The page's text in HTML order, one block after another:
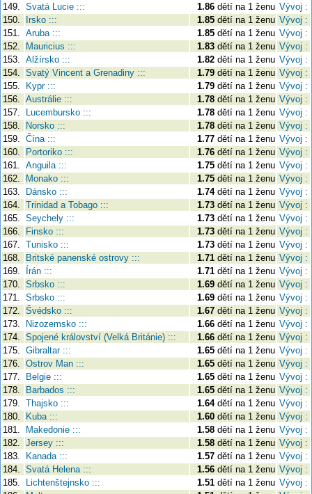
149. Svatá Lucie ::: 1.86 dětí na 1 ženu Vývoj :
150.
Irsko ::: 1.85 dětí na 1 ženu Vývoj :
151. Aruba ::: 1.85 dětí na 1 ženu Vývoj :
152.
Mauricius ::: 1.83 dětí na 1 ženu Vývoj :
153. Alžírsko ::: 1.82 dětí na 1 ženu Vývoj :
154. Svatý Vincent a Grenadiny ::: 1.79 dětí na 1 ženu Vývoj :
155.
Kypr ::: 1.79 dětí na 1 ženu Vývoj :
156. Austrálie ::: 1.78 dětí na 1 ženu Vývoj :
157.
Lucembursko ::: 1.78 dětí na 1 ženu Vývoj :
158.
Norsko ::: 1.78 dětí na 1 ženu Vývoj :
159. Čína ::: 1.77 dětí na 1 ženu Vývoj :
160.
Portoriko ::: 1.76 dětí na 1 ženu Vývoj :
161. Anguila ::: 1.75 dětí na 1 ženu Vývoj :
162.
Monako ::: 1.75 dětí na 1 ženu Vývoj :
163.
Dánsko ::: 1.74dětí na 1 ženu Vývoj :
164. Trinidad a Tobago ::: 1.73 dětí na 1 ženu Vývoj :
165. Seychely ::: 1.73 dětí na 1 ženu Vývoj :
166.
Finsko ::: 1.73 dětí na 1 ženu Vývoj :
167. Tunisko ::: 1.73 dětí na 1 ženu Vývoj :
168.
Britské panenské ostrovy ::: 1.71 dětí na 1 ženu Vývoj :
169.
Írán ::: 1.71 dětí na 1 ženu Vývoj :
170. Srbsko ::: 1.69 dětí na 1 ženu Vývoj :
171. Srbsko ::: 1.69 dětí na 1 ženu Vývoj :
172. Švédsko ::: 1.67 dětí na 1 ženu Vývoj :
173.
Nizozemsko ::: 1.66 dětí na 1 ženu Vývoj :
174. Spojené království (Velká Británie) ::: 1.66 dětí na 1 ženu Vývoj :
175. Gibraltar ::: 1.65 dětí na 1 ženu Vývoj :
176. Ostrov Man ::: 1.65 dětí na 1 ženu Vývoj :
177.
Belgie ::: 1.65 dětí na 1 ženu Vývoj :
178.
Barbados ::: 1.65 dětí na 1 ženu Vývoj :
179. Thajsko ::: 1.64dětí na 1 ženu Vývoj :
180.
Kuba ::: 1.60 dětí na 1 ženu Vývoj :
181.
Makedonie ::: 1.58 dětí na 1 ženu Vývoj :
182. Jersey ::: 1.58 dětí na 1 ženu Vývoj :
183.
Kanada ::: 1.57 dětí na 1 ženu Vývoj :
184. Svatá Helena ::: 1.56 dětí na 1 ženu Vývoj :
185.
Lichtenštejnsko ::: 1.51 dětí na 1 ženu Vývoj :